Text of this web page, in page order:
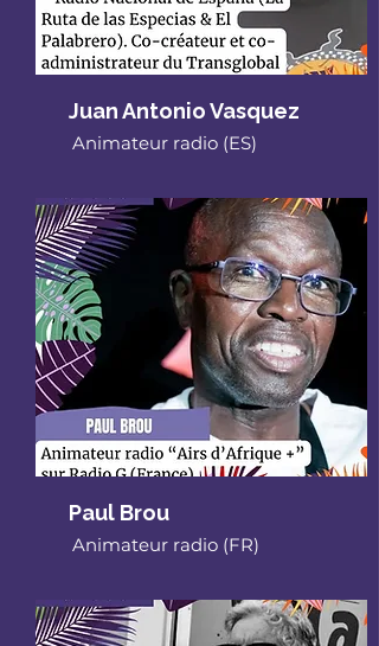
Juan Antonio Vasquez
Animateur radio (ES)
Paul Brou
Animateur radio (FR)